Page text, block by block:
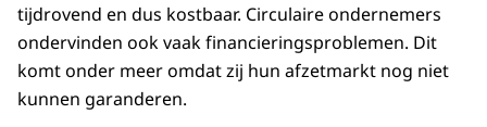
tijdrovend en dus kostbaar. Circulaire ondernemers
ondervinden ook vaak financieringsproblemen. Dit
komt onder meer omdat zij hun afzetmarkt nog niet
kunnen garanderen.